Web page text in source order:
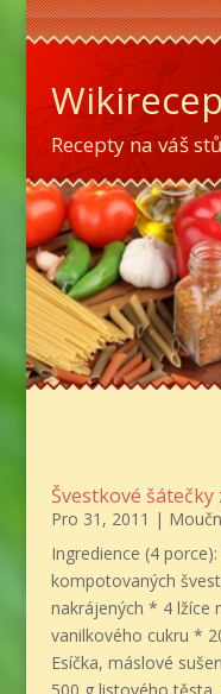
Recepty na váš
Švestkové
Pro 31, 2011 |
Ingredience (4
kompotovaných
nakrájených * 4 lžíce
vanilkového cukru *
Esíčka, máslové